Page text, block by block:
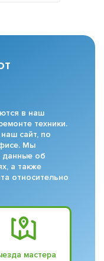
в наш
техники.
сайт, по
Мы
данные об
а также
относительно
мастера